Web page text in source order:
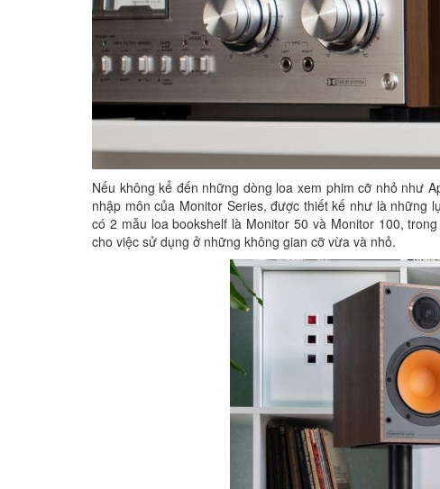
Nếu không kể đến những dòng loa xem phim cỡ nhỏ như
nhập môn của Monitor Series, được thiết kế như là những
có 2 mẫu loa bookshelf là Monitor 50 và Monitor 100,
cho việc sử dụng ở những không gian cỡ vừa và nhỏ.